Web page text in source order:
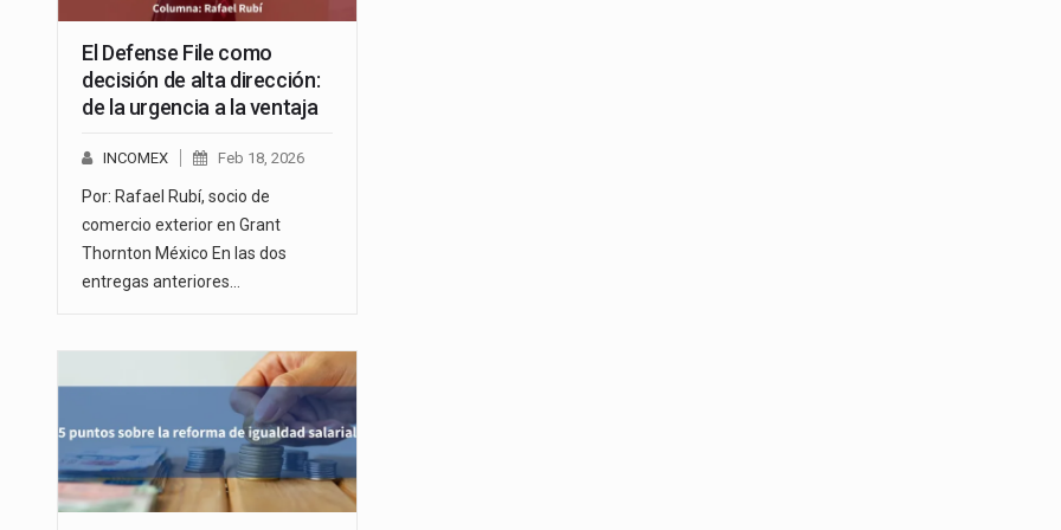
El Defense File como
decisión de alta dirección:
de la urgencia a la ventaja
INCOMEX Feb 18, 2026
Por: Rafael Rubí, socio de
comercio exterior en Grant
Thornton México En las dos
entregas anteriores…